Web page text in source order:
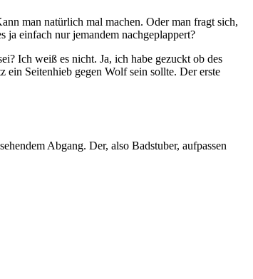
man natürlich mal machen. Oder man fragt sich,
ja einfach nur jemandem nachgeplappert?
Ich weiß es nicht. Ja, ich habe gezuckt ob des
ein Seitenhieb gegen Wolf sein sollte. Der erste
Abgang. Der, also Badstuber, aufpassen